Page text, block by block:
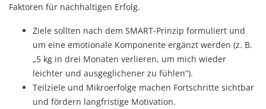
Faktoren für nachhaltigen Erfolg.
Ziele sollten nach dem SMART-Prinzip formuliert und
um eine emotionale Komponente ergänzt werden (z. B.
„5 kg in drei Monaten verlieren, um mich wieder
leichter und ausgeglichener zu fühlen“).
Teilziele und Mikroerfolge machen Fortschritte sichtbar
und fördern langfristige Motivation.